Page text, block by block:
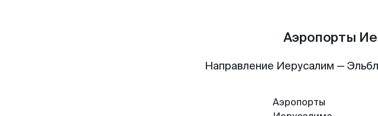
Аэропорты
Направление Иерусалим —
Аэропорты